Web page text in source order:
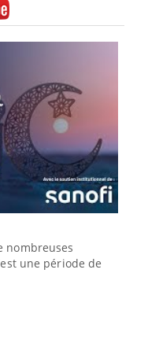
nombreuses
une période de